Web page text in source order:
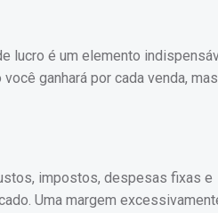
lucro é um elemento
ganhará por cada venda, mas
impostos, despesas fixas e
Uma margem